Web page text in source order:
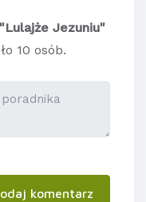
Jezuniu"
10 osób.
komentarz